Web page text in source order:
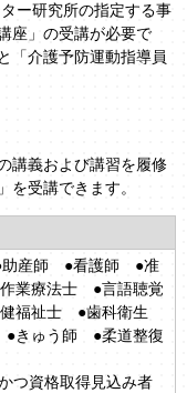
ー研究所の指定する事
座」の受講が必要で
「介護予防運動指導員
講義および講習を履修
を受講できます。
産師 ●看護師 ●准
業療法士 ●言語聴覚
福祉士 ●歯科衛生
きゅう師 ●柔道整復
つ資格取得見込み者